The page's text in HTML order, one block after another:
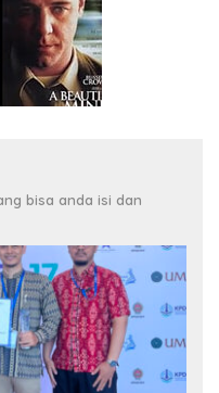
bisa anda isi dan